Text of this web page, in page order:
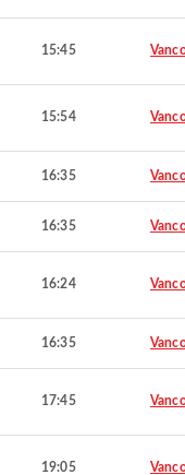
15:45
15:54
16:35
16:35
16:24
16:35
17:45
19:05